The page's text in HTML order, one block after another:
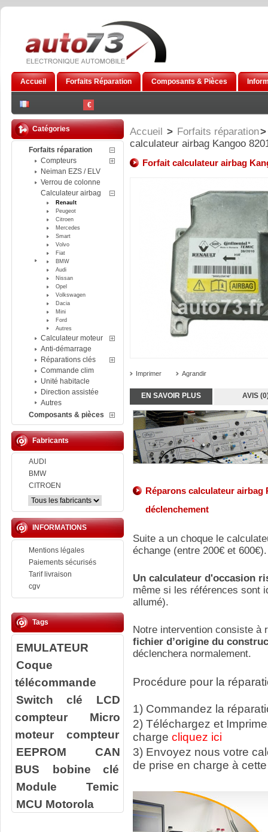
€
Accueil Forfaits Réparation Composants & Pièces
Catégories
Forfaits réparation
Compteurs
Neiman EZS / ELV
Verrou de colonne
Calculateur airbag
Renault
Peugeot
Citroen
Mercedes
Smart
Volvo
Fiat
BMW
Audi
Nissan
Opel
Volkswagen
Dacia
Mini
Ford
Autres
Calculateur moteur
Anti-démarrage
Réparations clés
Commande clim
Unité habitacle
Direction assistée
Autres
Composants & pièces
Fabricants
AUDI
BMW
CITROEN
INFORMATIONS
Mentions légales
Paiements sécurisés
Tarif livraison
cgv
Tags
EMULATEUR
Coque
télécommande
Switch clé
LCD
compteur
Micro
moteur compteur
EEPROM
CAN
BUS
bobine clé
Module Temic
MCU Motorola
Accueil > Forfaits réparation>
calculateur airbag Kangoo
Forfait calculateur airbag
Imprimer Agrandir
EN SAVOIR PLUS AVIS
Réparons calculateur airbag
déclenchement
Suite a un choque le
échange (entre 200€ et 600€).
Un calculateur d'occasion
même si les références sont
allumé).
Notre intervention consiste à r
fichier d’origine du
déclenchera normalement.
Procédure pour la
1) Commandez la
2) Téléchargez et
charge cliquez ici
3) Envoyez nous votre
de prise en charge à